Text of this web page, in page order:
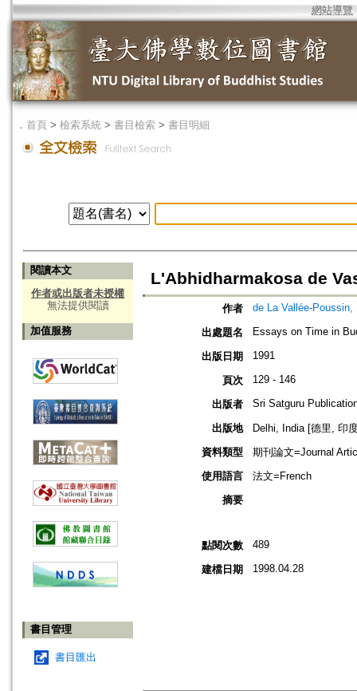
網站導覽
． 首頁 > 檢索系統 > 書目檢索 > 書目明細
閱讀本文
作者或出版者未授權
無法提供閱讀
加值服務
書目管理
書目匯出
L'Abhidharmakosa de
作者 de La Vallée-Poussin,
出處題名 Essays on Time in
出版日期 1991
頁次 129 - 146
出版者 Sri Satguru
出版地
Delhi, India [德里, 印
資料類型
期刊論文=Journal
使用語言
法文=French
摘要
點閱次數 489
建檔日期 1998.04.28